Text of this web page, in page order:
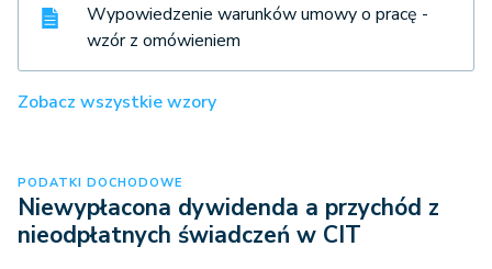
Wypowiedzenie warunków umowy o pracę -
wzór z omówieniem
Zobacz wszystkie wzory
PODATKI DOCHODOWE
Niewypłacona dywidenda a przychód z
nieodpłatnych świadczeń w CIT